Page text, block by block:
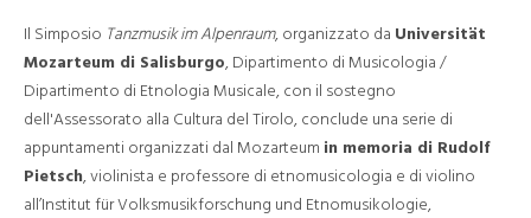
Il Simposio Tanzmusik im Alpenraum, organizzato da Universität
Mozarteum di Salisburgo, Dipartimento di Musicologia /
Dipartimento di Etnologia Musicale, con il sostegno
dell'Assessorato alla Cultura del Tirolo, conclude una serie di
appuntamenti organizzati dal Mozarteum in memoria di Rudolf
Pietsch, violinista e professore di etnomusicologia e di violino
all’Institut für Volksmusikforschung und Etnomusikologie,